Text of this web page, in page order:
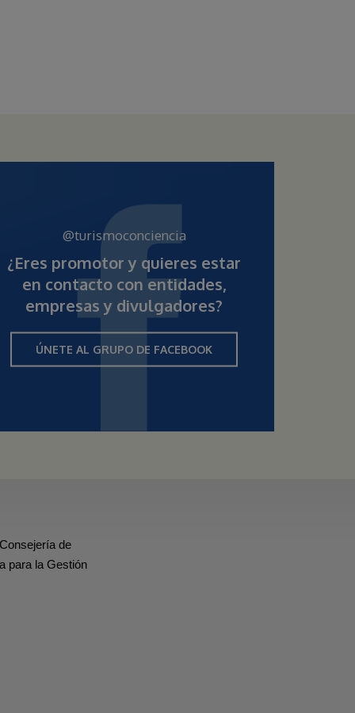
@turismoconciencia
¿Eres promotor y quieres estar
en contacto con entidades,
empresas y divulgadores?
ÚNETE AL GRUPO DE FACEBOOK
de
para la Gestión